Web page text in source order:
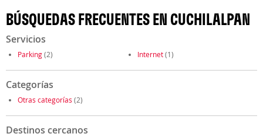
BÚSQUEDAS FRECUENTES EN CUCHILALPAN
Servicios
Parking(2) Internet(1)
Categorías
Otras categorías (2)
Destinos cercanos